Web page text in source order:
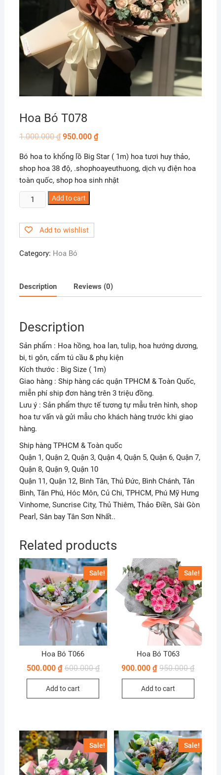
Hoa Bó T078
1.000.000₫ 950.000 ₫
Bó hoa to khổng lồ Big Star ( 1m) hoa tươi huy thảo,
shop hoa 38 độ, .shophoayeuthuong, dịch vụ điện hoa
toàn quốc, shop hoa sinh nhật
Hoa
Bó
quantity
Add to cart
Add to wishlist
Category: Hoa Bó
Description Reviews (0)
Description
Sản phẩm : Hoa hồng, hoa lan, tulip, hoa hướng dương,
bi, ti gôn, cẩm tú cầu & phụ kiện
Kích thước : Big Size ( 1m)
Giao hàng : Ship hàng các quận TPHCM & Toàn Quốc,
miễn phí ship đơn hàng trên 3 triệu đồng.
Lưu ý : Sản phẩm thực tế tương tự mẫu trên hình, shop
hoa tư vấn và gửi mẫu cho khách hàng trước khi giao
hàng.
Ship hàng TPHCM & Toàn quốc
Quận 1, Quận 2, Quận 3, Quận 4, Quận 5, Quận 6, Quận 7,
Quận 8, Quận 9, Quận 10
Quận 11, Quận 12, Bình Tân, Thủ Đức, Bình Chánh, Tân
Bình, Tân Phú, Hóc Môn, Củ Chi, TPHCM, Phú Mỹ Hưng
Vinhome, Suncrise City, Thủ Thiêm, Thảo Điền, Sài Gòn
Pearl, Sân bay Tân Sơn Nhất..
Related products
Sale!
Hoa Bó T066
600.000₫
500.000 ₫
Add to cart
Sale!
Hoa Bó T063
950.000₫
900.000₫
Add to cart
Sale! Sale!